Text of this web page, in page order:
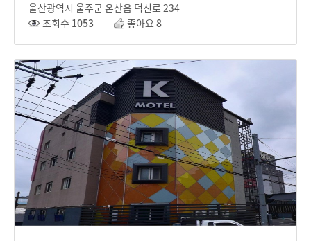
울산광역시 울주군 온산읍 덕신로 234
조회수 1053 좋아요 8